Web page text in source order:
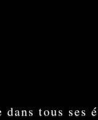
tous ses